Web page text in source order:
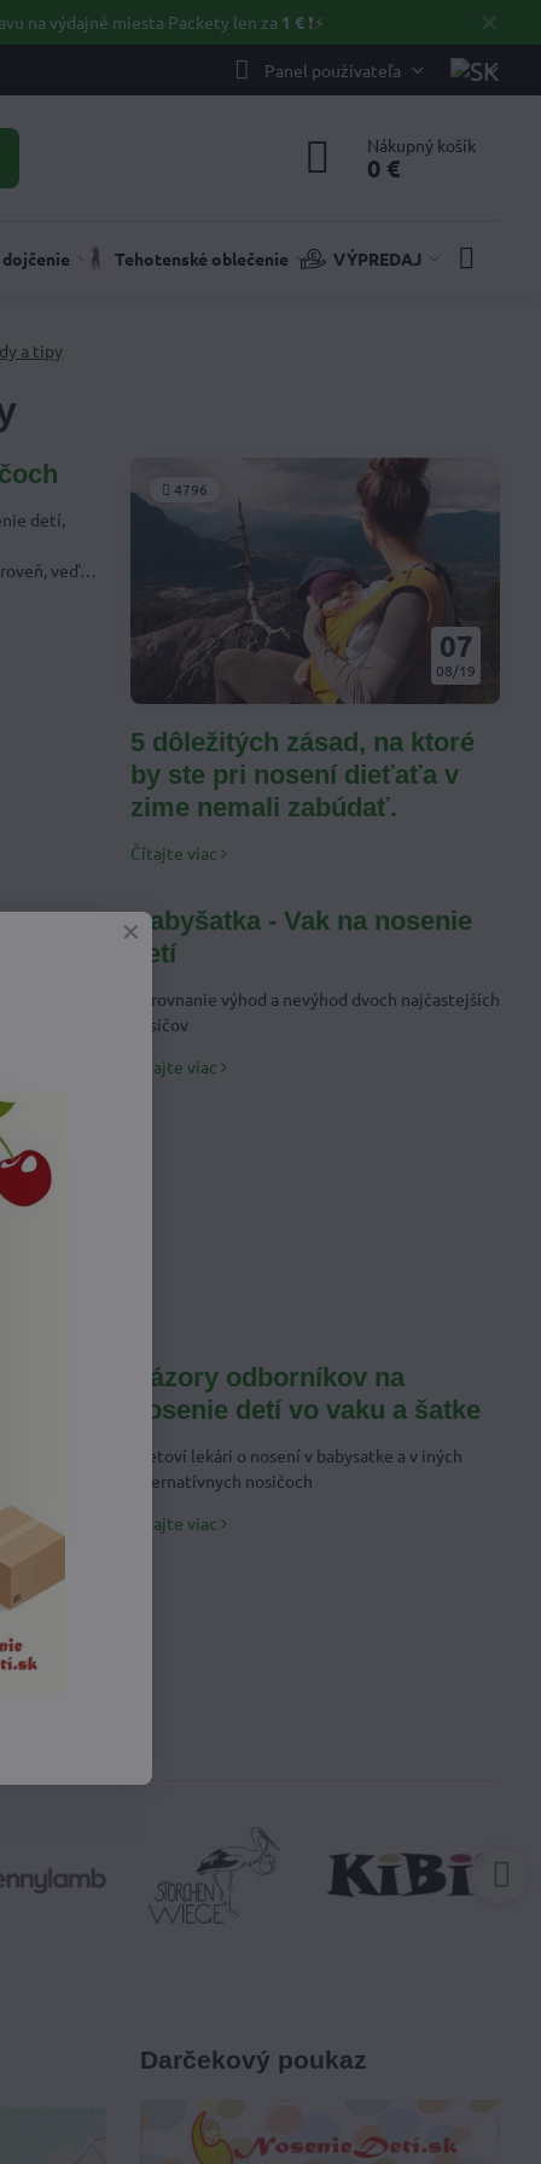
✕
na výdajné miesta Packety len za 1 €❗⚡️
Panel používateľa
Nákupný košík
0 €
dojčenie Tehotenské oblečenie VÝPREDAJ
a tipy
detí,
veď
radi
4796
07
08/19
5 dôležitých zásad, na ktoré
by ste pri nosení dieťaťa v
zime nemali zabúdať.
Čítajte viac
deťom.
Babyšatka - Vak na nosenie
detí
Porovnanie výhod a nevýhod dvoch najčastejších
nosičov
Čítajte viac
babyšatke
Názory odborníkov na
nosenie detí vo vaku a šatke
Svetoví lekári o nosení v babysatke a v iných
alternatívnych nosičoch
Čítajte viac
Darčekový poukaz